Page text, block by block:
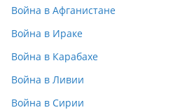
Война в Афганистане
Война в Ираке
Война в Карабахе
Война в Ливии
Война в Сирии